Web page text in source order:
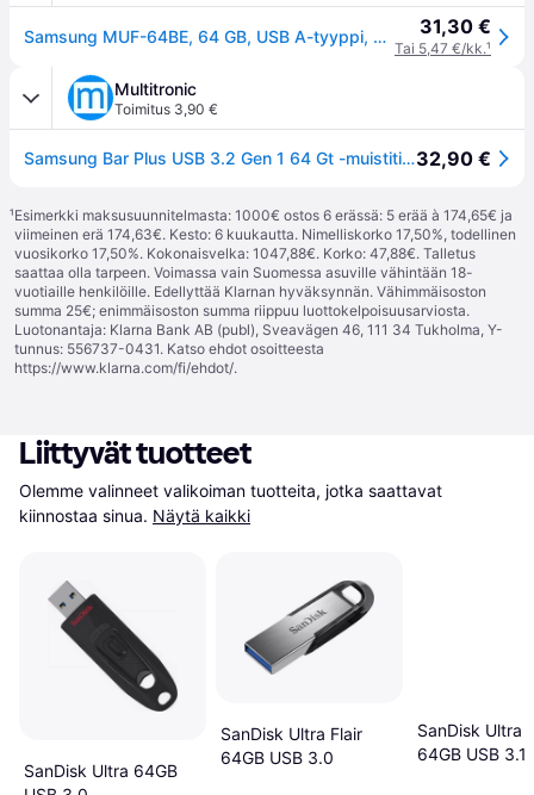
Samsung MUF-64BE, 64 GB, USB A-tyyppi, 3.2 Gen 1 (3.1 Gen 1), 300 MB/s, Ilman suojusta, Harmaa 31,30 €
Tai 5,47 €/kk.¹
Multitronic
Toimitus 3,90 €
Samsung Bar Plus USB 3.2 Gen 1 64 Gt -muistitikku, Titanium Grey32,90 €
¹Esimerkki maksusuunnitelmasta: 1000€ ostos 6 erässä: 5 erää à 174,65€ ja
viimeinen erä 174,63€. Kesto: 6 kuukautta. Nimelliskorko 17,50%, todellinen
vuosikorko 17,50%. Kokonaisvelka: 1047,88€. Korko: 47,88€. Talletus
saattaa olla tarpeen. Voimassa vain Suomessa asuville vähintään 18-
vuotiaille henkilöille. Edellyttää Klarnan hyväksynnän. Vähimmäisoston
summa 25€; enimmäisoston summa riippuu luottokelpoisuusarviosta.
Luotonantaja: Klarna Bank AB (publ), Sveavägen 46, 111 34 Tukholma, Y-
tunnus: 556737-0431. Katso ehdot osoitteesta
https://www.klarna.com/fi/ehdot/.
Liittyvät tuotteet
Olemme valinneet valikoiman tuotteita, jotka saattavat
kiinnostaa sinua. Näytä kaikki
SanDisk Ultra 64GB
SanDisk Ultra Flair
64GB USB 3.0
SanDisk Ultra
64GB USB 3.1